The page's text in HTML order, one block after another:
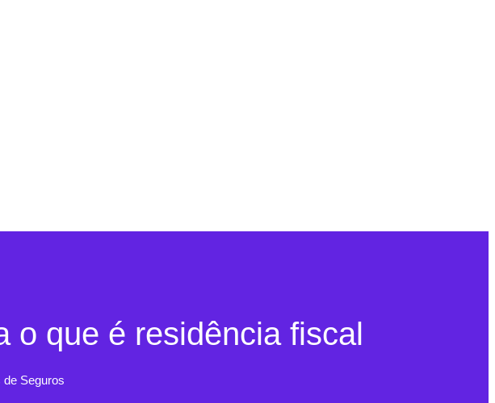
o que é residência fiscal
Seguros